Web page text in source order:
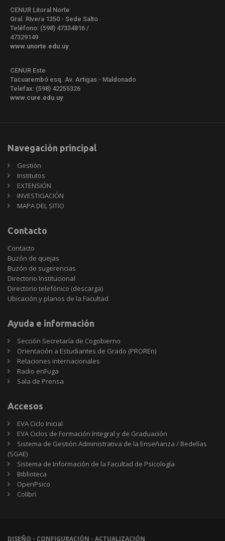
CENUR Litoral Norte
Gral. Rivera 1350 - Sede Salto
Teléfono: (598) 47334816 /
47329149
www.unorte.edu.uy
CENUR Este
Tacuarembó esq. Av. Artigas - Maldonado
Telefax: (598) 42255326
www.cure.edu.uy
Navegación principal
Gestión
Institutos
EXTENSIÓN
INVESTIGACIÓN
MAPA DEL SITIO
Contacto
Contacto
Buzón de quejas
Buzón de sugerencias
Directorio Institucional
Directorio telefónico (descarga)
Ubicación y planos de la Facultad
Ayuda e información
Sección Secretaría de Cogobierno
Orientación a Estudiantes de Grado (PROREn)
Relaciones internacionales
Radio enFuga
Sala de Prensa
Accesos
EVA Ciclo Inicial
EVA Ciclos de Formación Integral y de Graduación
Sistema de Gestión Administrativa de la Enseñanza / Bedelías
(SGAE)
Sistema de Información de la Facultad de Psicología
Biblioteca
OpenPsico
Colibrí
DISEÑO - CONFIGURACIÓN - ACTUALIZACIÓN